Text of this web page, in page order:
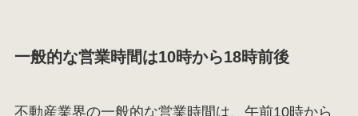
一般的な営業時間は10時から18時前後
不動産業界の一般的な営業時間は、午前10時から